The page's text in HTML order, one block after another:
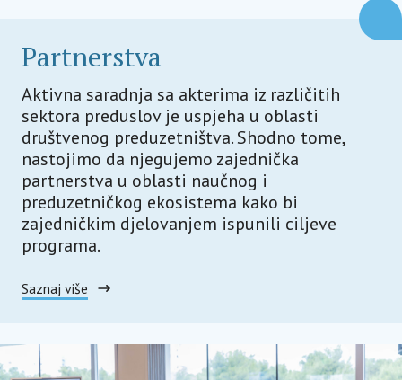
Partnerstva
Aktivna saradnja sa akterima iz različitih
sektora preduslov je uspjeha u oblasti
društvenog preduzetništva. Shodno tome,
nastojimo da njegujemo zajednička
partnerstva u oblasti naučnog i
preduzetničkog ekosistema kako bi
zajedničkim djelovanjem ispunili ciljeve
programa.
Saznaj više